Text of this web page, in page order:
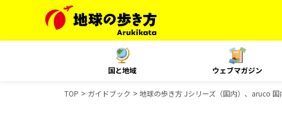
国と地域 ウェブマガジン
TOP ガイドブック 地球の歩き方 Jシリーズ（国内）、aruco